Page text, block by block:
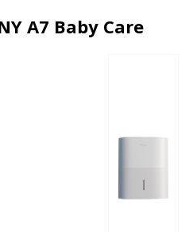
A7 Baby Care